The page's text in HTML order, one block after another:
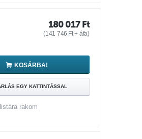
180 017 Ft
(141 746 Ft+ áfa)
KOSÁRBA!
EGY KATTINTÁSSAL
rakom